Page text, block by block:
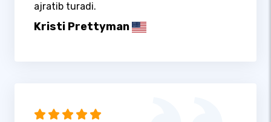
ajratib turadi.
Kristi Prettyman